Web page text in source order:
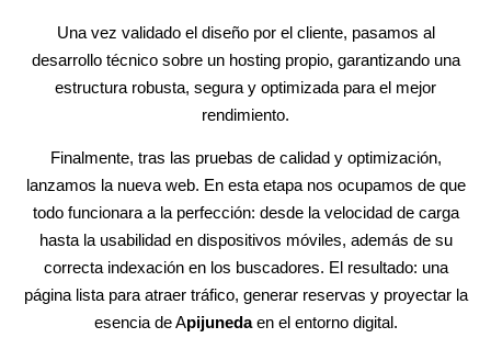
Una vez validado el diseño por el cliente, pasamos al
desarrollo técnico sobre un hosting propio, garantizando una
estructura robusta, segura y optimizada para el mejor
rendimiento.
Finalmente, tras las pruebas de calidad y optimización,
lanzamos la nueva web. En esta etapa nos ocupamos de que
todo funcionara a la perfección: desde la velocidad de carga
hasta la usabilidad en dispositivos móviles, además de su
correcta indexación en los buscadores. El resultado: una
página lista para atraer tráfico, generar reservas y proyectar la
esencia de Apijunedaen el entorno digital.